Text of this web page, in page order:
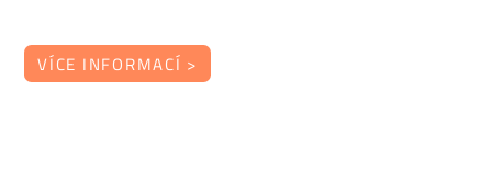
VÍCE INFORMACÍ >